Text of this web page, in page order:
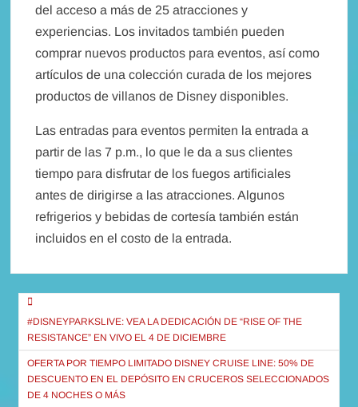
del acceso a más de 25 atracciones y
experiencias. Los invitados también pueden
comprar nuevos productos para eventos, así como
artículos de una colección curada de los mejores
productos de villanos de Disney disponibles.
Las entradas para eventos permiten la entrada a
partir de las 7 p.m., lo que le da a sus clientes
tiempo para disfrutar de los fuegos artificiales
antes de dirigirse a las atracciones. Algunos
refrigerios y bebidas de cortesía también están
incluidos en el costo de la entrada.
Navegación
de
entradas
#DISNEYPARKSLIVE: VEA LA DEDICACIÓN DE “RISE OF THE
RESISTANCE” EN VIVO EL 4 DE DICIEMBRE
OFERTA POR TIEMPO LIMITADO DISNEY CRUISE LINE: 50% DE
DESCUENTO EN EL DEPÓSITO EN CRUCEROS SELECCIONADOS
DE 4 NOCHES O MÁS